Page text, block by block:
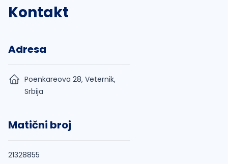
Kontakt
Adresa
Poenkareova 28, Veternik,
Srbija
Matični broj
21328855